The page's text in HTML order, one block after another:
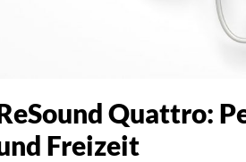
Quattro:
Freizeit